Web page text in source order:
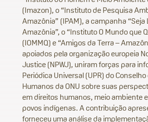
(Imazon), o “Instituto de Pesquisa
Amazônia” (IPAM), a campanha “Seja
Amazônia”, o “Instituto O Mundo que
(IOMMQ) e “Amigos da Terra –
apoiados pela organização europeia
Justice (NPWJ), uniram forças para
Periódica Universal (UPR) do
Humanos da ONU sobre suas
em direitos humanos, meio ambiente
povos indígenas. A contribuição
forneceu uma análise da